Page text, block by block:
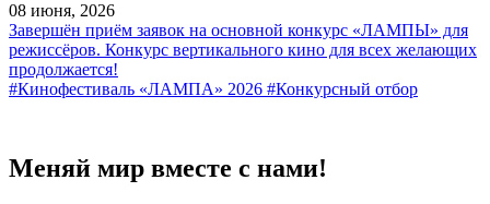
08 июня, 2026
Завершён приём заявок на основной конкурс «ЛАМПЫ» для
режиссёров. Конкурс вертикального кино для всех желающих
продолжается!
#Кинофестиваль «ЛАМПА» 2026 #Конкурсный отбор
Меняй мир вместе с нами!